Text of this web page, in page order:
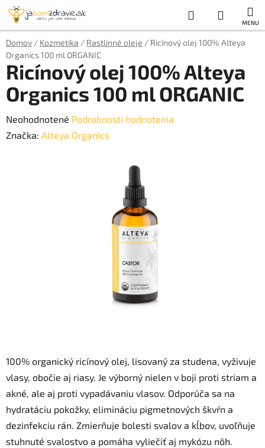
Prejsť
obsah
Hľadať
KOŠÍK
Domov / Kozmetika / Rastlinné oleje / Ricínový olej 100% Alteya
Organics 100 ml ORGANIC
100% organický ricínový olej, lisovaný za studena, vyživuje
vlasy, obočie aj riasy. Je výborný nielen v boji proti striam a
akné, ale aj proti vypadávaniu vlasov. Odporúča sa na
hydratáciu pokožky, elimináciu pigmetnových škvŕn a
dezinfekciu rán. Zmierňuje bolesti svalov a kĺbov, uvoľňuje
stuhnuté svalostvo a pomáha vyliečiť aj mykózu nôh.
Ricínový olej 100% Alteya
Organics 100 ml ORGANIC
Priemerné
hodnotenie
Neohodnotené Podrobnosti hodnotenia
Značka: Alteya Organics